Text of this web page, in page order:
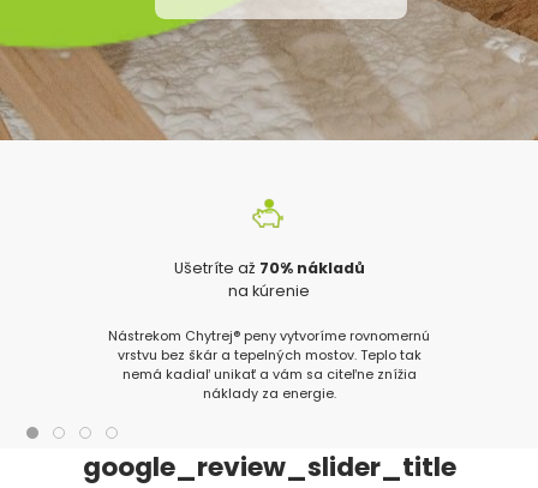
Ušetríte až 70% nákladů
na kúrenie
Nástrekom Chytrej® peny vytvoríme rovnomernú
vrstvu bez škár a tepelných mostov. Teplo tak
nemá kadiaľ unikať a vám sa citeľne znížia
náklady za energie.
google_review_slider_title